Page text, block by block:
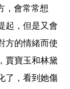
，會常常想
起，但是又會
方的情緒而使
賈寶玉和林黛
了，看到她傷